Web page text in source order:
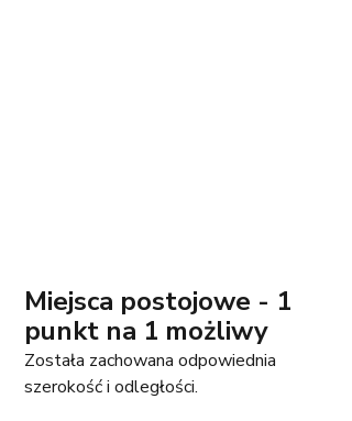
Miejsca postojowe - 1
punkt na 1 możliwy
Została zachowana odpowiednia
szerokość i odległości.